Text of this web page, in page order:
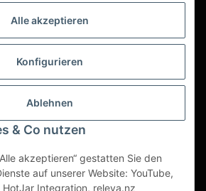
Alle akzeptieren
Konfigurieren
Ablehnen
& Co nutzen
akzeptieren“ gestatten Sie den
auf unserer Website: YouTube,
HotJar Integration, releva.nz